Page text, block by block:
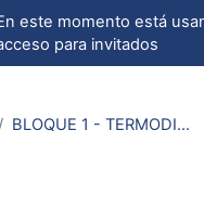
principal
este momento está
para invitados
BLOQUE 1 - TERMODINÁMICA: Tema 2. Primer Principio de la Termodinámica